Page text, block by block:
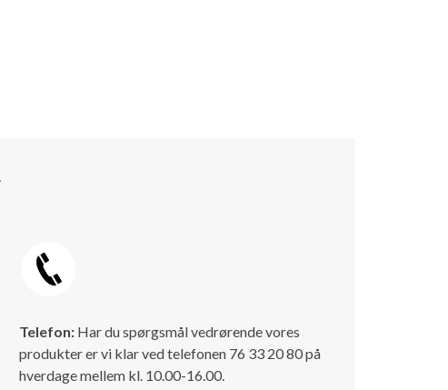
Telefon: Har du spørgsmål vedrørende vores
produkter er vi klar ved telefonen 76 33 20 80 på
hverdage mellem kl. 10.00-16.00.